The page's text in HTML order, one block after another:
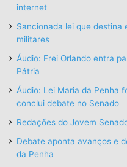
internet
Sancionada lei que destina
militares
Áudio: Frei Orlando entra
Pátria
Áudio: Lei Maria da Penha
conclui debate no Senado
Redações do Jovem
Debate aponta avanços e
da Penha